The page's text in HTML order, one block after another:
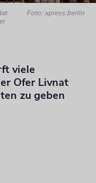
Foto: xpress.berlin
viele
Ofer Livnat
zu geben